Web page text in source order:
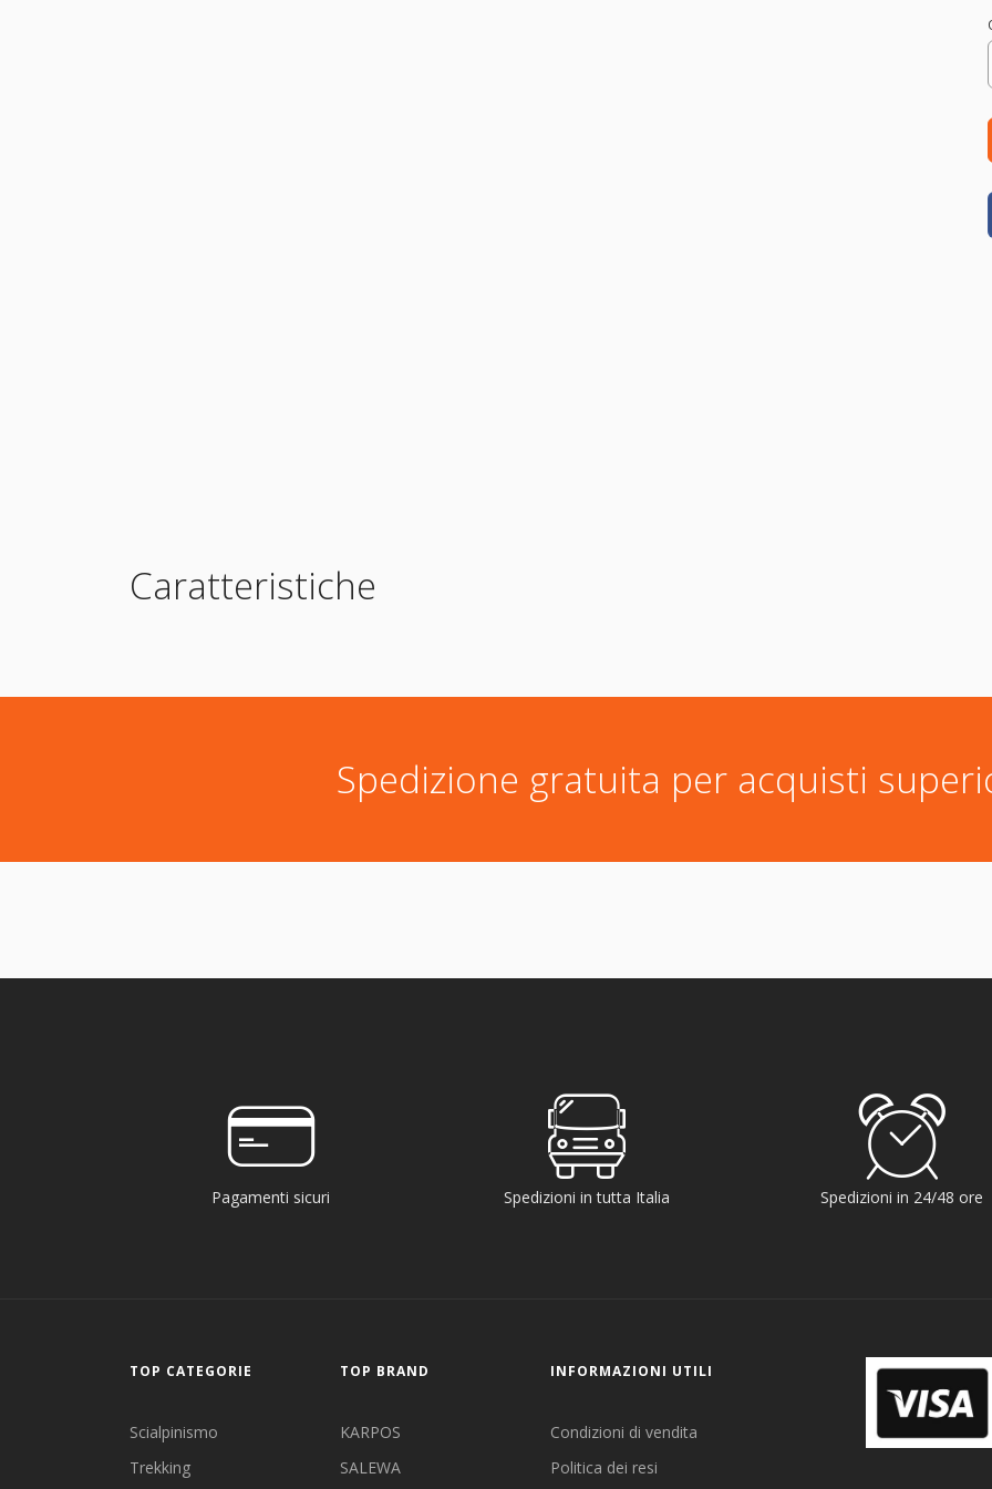
Caratteristiche
Spedizione gratuita per acquisti
Pagamenti sicuri Spedizioni in tutta Italia Spedizioni in 24/48 ore
TOP CATEGORIE
Scialpinismo
Trekking
TOP BRAND
KARPOS
SALEWA
INFORMAZIONI UTILI
Condizioni di vendita
Politica dei resi